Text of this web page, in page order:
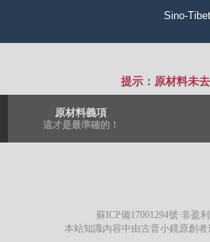
Sino-
提示：原材料未
原材料義項
這才是最準確的！
蘇ICP備17001294號·非盈
本站知識內容中由古音小鏡原創